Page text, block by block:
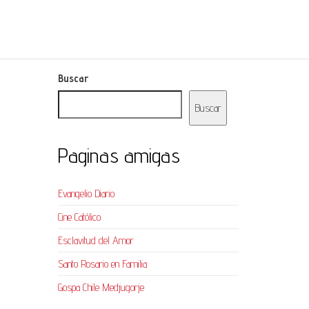
Buscar
Buscar
Paginas amigas
Evangelio Diario
Cine Católico
Esclavitud del Amor
Santo Rosario en Familia
Gospa Chile Medjugorje